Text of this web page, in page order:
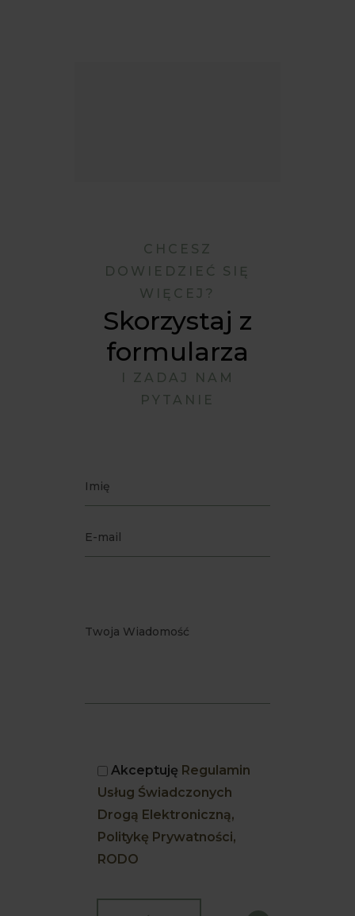
CHCESZ
DOWIEDZIEĆ SIĘ
WIĘCEJ?
Skorzystaj z
formularza
I ZADAJ NAM
PYTANIE
Akceptuję Regulamin
Usług Świadczonych
Drogą Elektroniczną,
Politykę Prywatności,
RODO